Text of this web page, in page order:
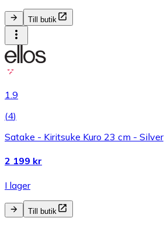
Till butik
1.9
(4)
Satake - Kiritsuke Kuro 23 cm - Silver
2 199 kr
I lager
Till butik